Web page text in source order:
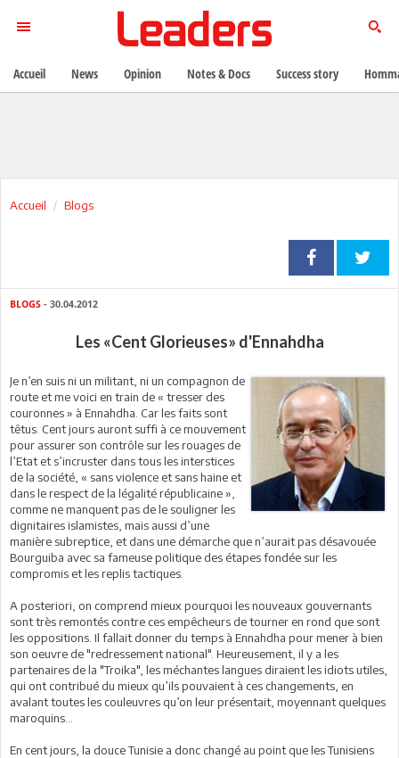
Accueil Blogs
BLOGS - 30.04.2012
Les «Cent Glorieuses» d'Ennahdha
Je n’en suis ni un militant, ni un compagnon de
route et me voici en train de « tresser des
couronnes » à Ennahdha. Car les faits sont
têtus. Cent jours auront suffi à ce mouvement
pour assurer son contrôle sur les rouages de
l’Etat et s’incruster dans tous les interstices
de la société, « sans violence et sans haine et
dans le respect de la légalité républicaine »,
comme ne manquent pas de le souligner les
dignitaires islamistes, mais aussi d’une
manière subreptice, et dans une démarche que n’aurait pas désavouée
Bourguiba avec sa fameuse politique des étapes fondée sur les
compromis et les replis tactiques.
A posteriori, on comprend mieux pourquoi les nouveaux gouvernants
sont très remontés contre ces empêcheurs de tourner en rond que sont
les oppositions. Il fallait donner du temps à Ennahdha pour mener à bien
son oeuvre de "redressement national". Heureusement, il y a les
partenaires de la "Troika", les méchantes langues diraient les idiots utiles,
qui ont contribué du mieux qu’ils pouvaient à ces changements, en
avalant toutes les couleuvres qu’on leur présentait, moyennant quelques
maroquins…
En cent jours, la douce Tunisie a donc changé au point que les Tunisiens
Accueil News Opinion Notes & Docs Success story